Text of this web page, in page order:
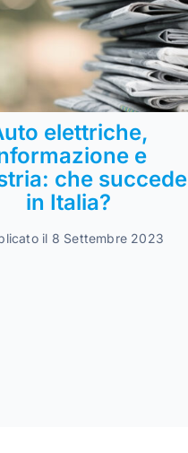
elettriche,
e
che succede
in Italia?
il 8 Settembre 2023